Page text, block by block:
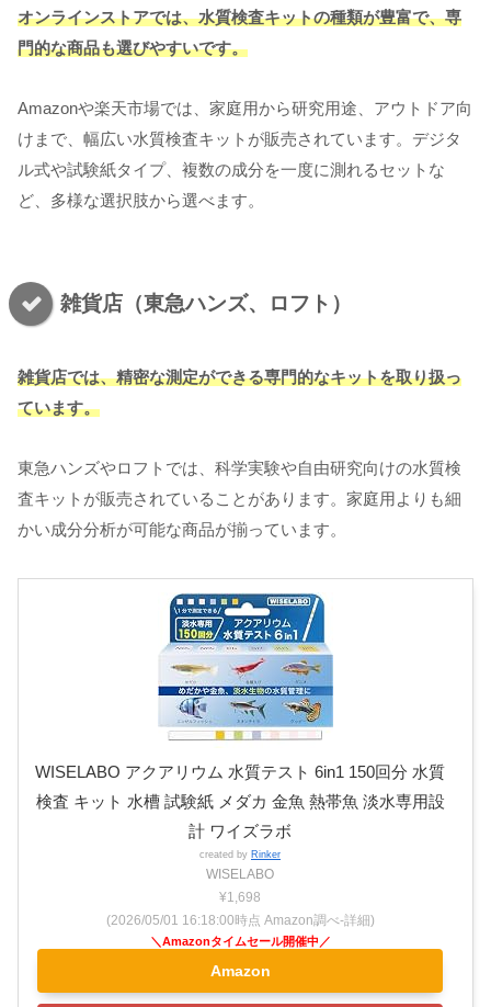
オンラインストアでは、水質検査キットの種類が豊富で、専
門的な商品も選びやすいです。
Amazonや楽天市場では、家庭用から研究用途、アウトドア向
けまで、幅広い水質検査キットが販売されています。デジタ
ル式や試験紙タイプ、複数の成分を一度に測れるセットな
ど、多様な選択肢から選べます。
雑貨店（東急ハンズ、ロフト）
雑貨店では、精密な測定ができる専門的なキットを取り扱っ
ています。
東急ハンズやロフトでは、科学実験や自由研究向けの水質検
査キットが販売されていることがあります。家庭用よりも細
かい成分分析が可能な商品が揃っています。
WISELABO アクアリウム 水質テスト 6in1 150回分 水質
検査 キット 水槽 試験紙 メダカ 金魚 熱帯魚 淡水専用設
計 ワイズラボ
created by Rinker
WISELABO
¥1,698
(2026/05/01 16:18:00時点 Amazon調べ-詳細)
Amazon